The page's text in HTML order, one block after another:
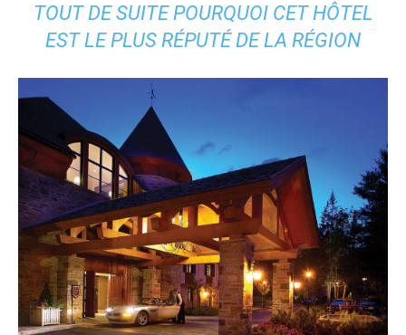
TOUT DE SUITE POURQUOI CET HÔTEL
EST LE PLUS RÉPUTÉ DE LA RÉGION